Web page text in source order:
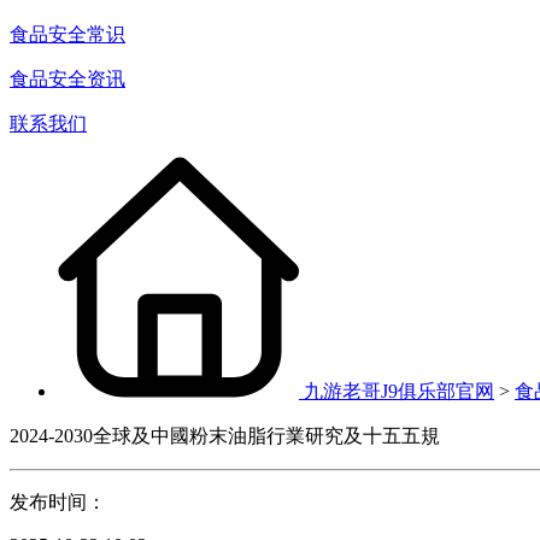
食品安全常识
食品安全资讯
联系我们
九游老哥J9俱乐部官网 > 食
2024-2030全球及中國粉末油脂行業研究及十五五規
发布时间：